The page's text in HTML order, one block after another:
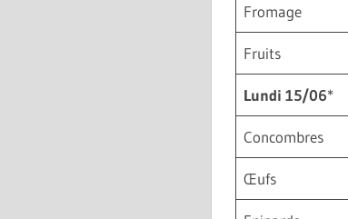
Fromage
Fruits
Lundi 15/06*
Concombres
Œufs